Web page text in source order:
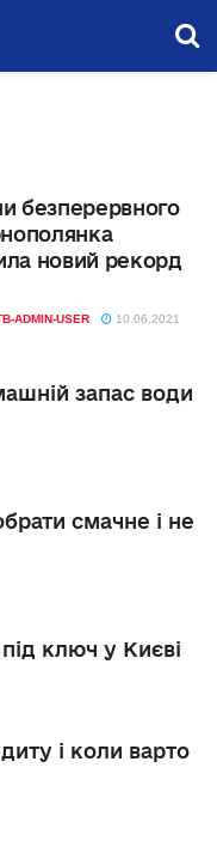
безперервного
новий рекорд
ADMIN-USER 10.06.2021
запас води
смачне і не
ключ у Києві
і коли варто